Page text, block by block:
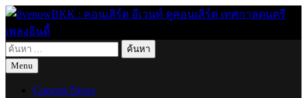
Skip
content
livenowBKK : คอนเสิร์ต อีเวนท์
live for today
ค้นหา
สำหรับ:
Menu
Concert News